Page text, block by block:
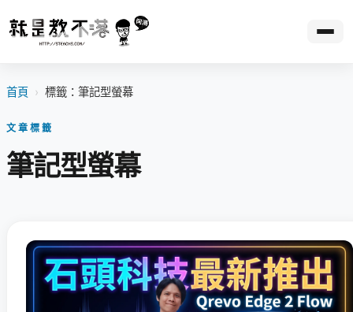
首頁 › 標籤：筆記型螢幕
文章標籤
筆記型螢幕